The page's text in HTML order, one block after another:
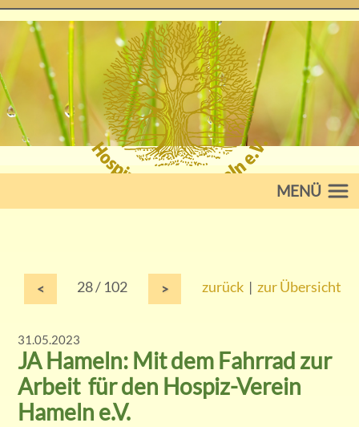
MENÜ
< 28 / 102 > zurück| zur Übersicht
31.05.2023
JA Hameln: Mit dem Fahrrad zur
Arbeit für den Hospiz-Verein
Hameln e.V.